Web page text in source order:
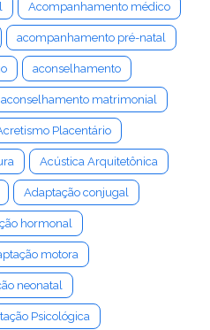
Acompanhamento médico
acompanhamento pré-natal
aconselhamento
aconselhamento matrimonial
Placentário
Acústica Arquitetônica
Adaptação conjugal
hormonal
motora
neonatal
Psicológica